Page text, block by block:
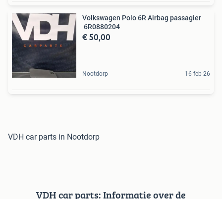
Volkswagen Polo 6R Airbag passagier
6R0880204
€ 50,00
Nootdorp 16 feb 26
VDH car parts in Nootdorp
VDH car parts: Informatie over de